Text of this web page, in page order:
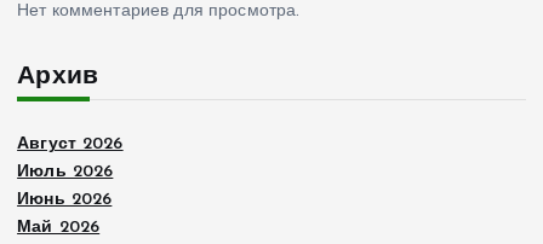
Нет комментариев для просмотра.
Архив
Август 2026
Июль 2026
Июнь 2026
Май 2026